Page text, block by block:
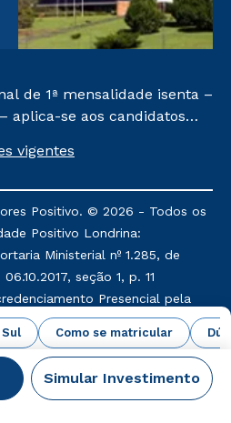
Como se matricular
Simular Investimento
de 1ª mensalidade isenta –
aplica-se aos candidatos
que ofertam bolsas
não tenham efetivado
ou trancado sua
da Cruzeiro do
de um ano. Tais
aos cursos de Medicina, e
e não se
outra campanha ofertada
vigentes
Positivo. © 2026 - Todos os
Positivo Londrina:
Ministerial nº 1.285, de
seção 1, p. 11
Presencial pela
03.02.2017, DOU nº 26, de
EAD pela
01.11.2013, DOU nº 43, de